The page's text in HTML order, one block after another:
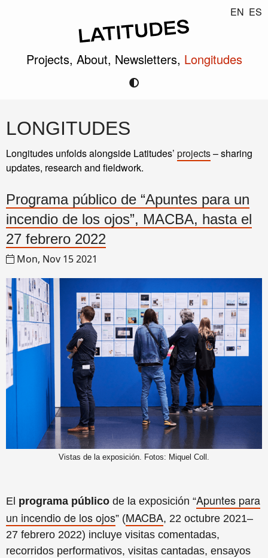
EN ES
Projects, About, Newsletters, Longitudes
LONGITUDES
Longitudes unfolds alongside Latitudes’ projects– sharing
updates, research and fieldwork.
Programa público de “Apuntes para un
incendio de los ojos”, MACBA, hasta el
27 febrero 2022
Mon, Nov 15 2021
Vistas de la exposición. Fotos: Miquel Coll.
El programa público de la exposición “Apuntes para
un incendio de los ojos” (MACBA, 22 octubre 2021–
27 febrero 2022) incluye visitas comentadas,
recorridos performativos, visitas cantadas, ensayos